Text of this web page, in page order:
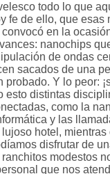
todo lo que
fe de ello, que esas
en la
nanochips
de ondas
sacados de una
probado. Y lo peor:
esto distintas
como la
y las
hotel, mientras
disfrutar de
modestos
que nos